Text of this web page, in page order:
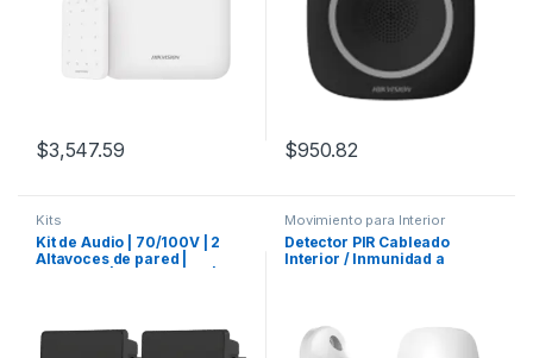
$3,547.59 $950.82
Kits
Kit de Audio | 70/100V | 2
Altavoces de pared |
Movimiento para Interior
Detector PIR Cableado
Interior / Inmunidad a
Universal